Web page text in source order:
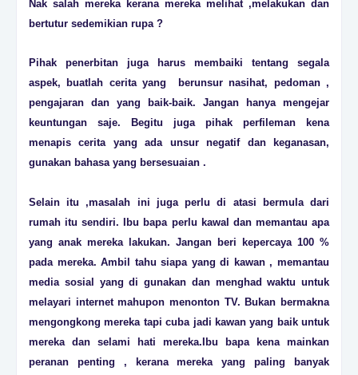
Nak salah mereka kerana mereka melihat ,melakukan dan
bertutur sedemikian rupa ?
Pihak penerbitan juga harus membaiki tentang segala
aspek, buatlah cerita yang berunsur nasihat, pedoman ,
pengajaran dan yang baik-baik. Jangan hanya mengejar
keuntungan saje. Begitu juga pihak perfileman kena
menapis cerita yang ada unsur negatif dan keganasan,
gunakan bahasa yang bersesuaian .
Selain itu ,masalah ini juga perlu di atasi bermula dari
rumah itu sendiri. Ibu bapa perlu kawal dan memantau apa
yang anak mereka lakukan. Jangan beri kepercaya 100 %
pada mereka. Ambil tahu siapa yang di kawan , memantau
media sosial yang di gunakan dan menghad waktu untuk
melayari internet mahupon menonton TV. Bukan bermakna
mengongkong mereka tapi cuba jadi kawan yang baik untuk
mereka dan selami hati mereka.Ibu bapa kena mainkan
peranan penting , kerana mereka yang paling banyak